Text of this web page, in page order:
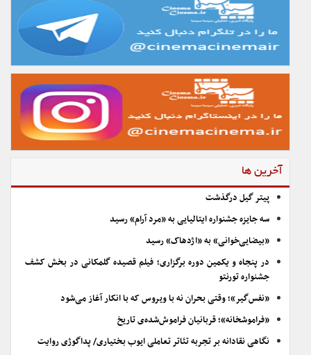
آخرین ها
پیتر گیل درگذشت
سه جایزه جشنواره ایتالیایی به «مرد آرام» رسید
«بیضایی‌خوانی» به «اژدهاک» رسید
در پنجاه و یکمین دوره برگزاری؛ فیلم قصیده گلمکانی در بخش کشف
جشنواره تورنتو
«نفس‌گیر»؛ وقتی بحران نه با ویروس که با انکار آغاز می‌شود
«فراموشخانه»؛ قربانیان فراموش‌شده‌ی تاریخ
نگاهی نقادانه بر تجربه تئاتر تعاملی ایوب بختیاری/ پداگوژی روایت